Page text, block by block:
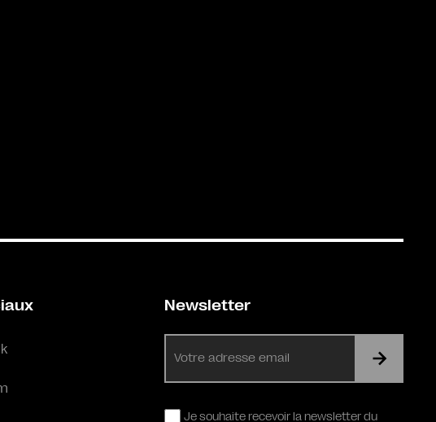
Newsletter
mail
RGPDJe souhaite recevoir la newsletter du